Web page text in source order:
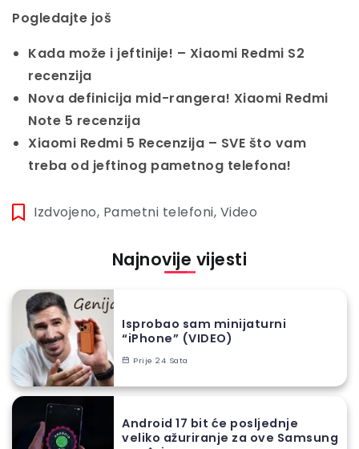
Pogledajte još
Kada može i jeftinije! – Xiaomi Redmi S2
recenzija
Nova definicija mid-rangera! Xiaomi Redmi
Note 5 recenzija
Xiaomi Redmi 5 Recenzija – SVE što vam
treba od jeftinog pametnog telefona!
Izdvojeno, Pametni telefoni, Video
Najnovije vijesti
Isprobao sam minijaturni
“iPhone” (VIDEO)
Prije 24 Sata
Android 17 bit će posljednje
veliko ažuriranje za ove Samsung